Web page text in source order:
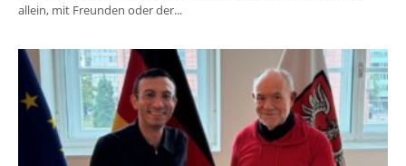
allein, mit Freunden oder der...